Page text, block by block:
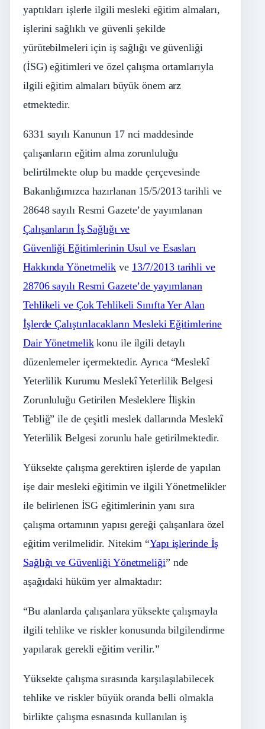
yaptıkları işlerle ilgili mesleki eğitim almaları,
işlerini sağlıklı ve güvenli şekilde
yürütebilmeleri için iş sağlığı ve güvenliği
(İSG) eğitimleri ve özel çalışma ortamlarıyla
ilgili eğitim almaları büyük önem arz
etmektedir.
6331 sayılı Kanunun 17 nci maddesinde
çalışanların eğitim alma zorunluluğu
belirtilmekte olup bu madde çerçevesinde
Bakanlığımızca hazırlanan 15/5/2013 tarihli ve
28648 sayılı Resmi Gazete’de yayımlanan
Çalışanların İş Sağlığı ve
Güvenliği Eğitimlerinin Usul ve Esasları
Hakkında Yönetmelik ve 13/7/2013 tarihli ve
28706 sayılı Resmi Gazete’de yayımlanan
Tehlikeli ve Çok Tehlikeli Sınıfta Yer Alan
İşlerde Çalıştırılacakların Mesleki Eğitimlerine
Dair Yönetmelikkonu ile ilgili detaylı
düzenlemeler içermektedir. Ayrıca “Meslekî
Yeterlilik Kurumu Meslekî Yeterlilik Belgesi
Zorunluluğu Getirilen Mesleklere İlişkin
Tebliğ” ile de çeşitli meslek dallarında Meslekî
Yeterlilik Belgesi zorunlu hale getirilmektedir.
Yüksekte çalışma gerektiren işlerde de yapılan
işe dair mesleki eğitimin ve ilgili Yönetmelikler
ile belirlenen İSG eğitimlerinin yanı sıra
çalışma ortamının yapısı gereği çalışanlara özel
eğitim verilmelidir. Nitekim “Yapı işlerinde İş
Sağlığı ve Güvenliği Yönetmeliği” nde
aşağıdaki hüküm yer almaktadır:
“Bu alanlarda çalışanlara yüksekte çalışmayla
ilgili tehlike ve riskler konusunda bilgilendirme
yapılarak gerekli eğitim verilir.”
Yüksekte çalışma sırasında karşılaşılabilecek
tehlike ve riskler büyük oranda belli olmakla
birlikte çalışma esnasında kullanılan iş